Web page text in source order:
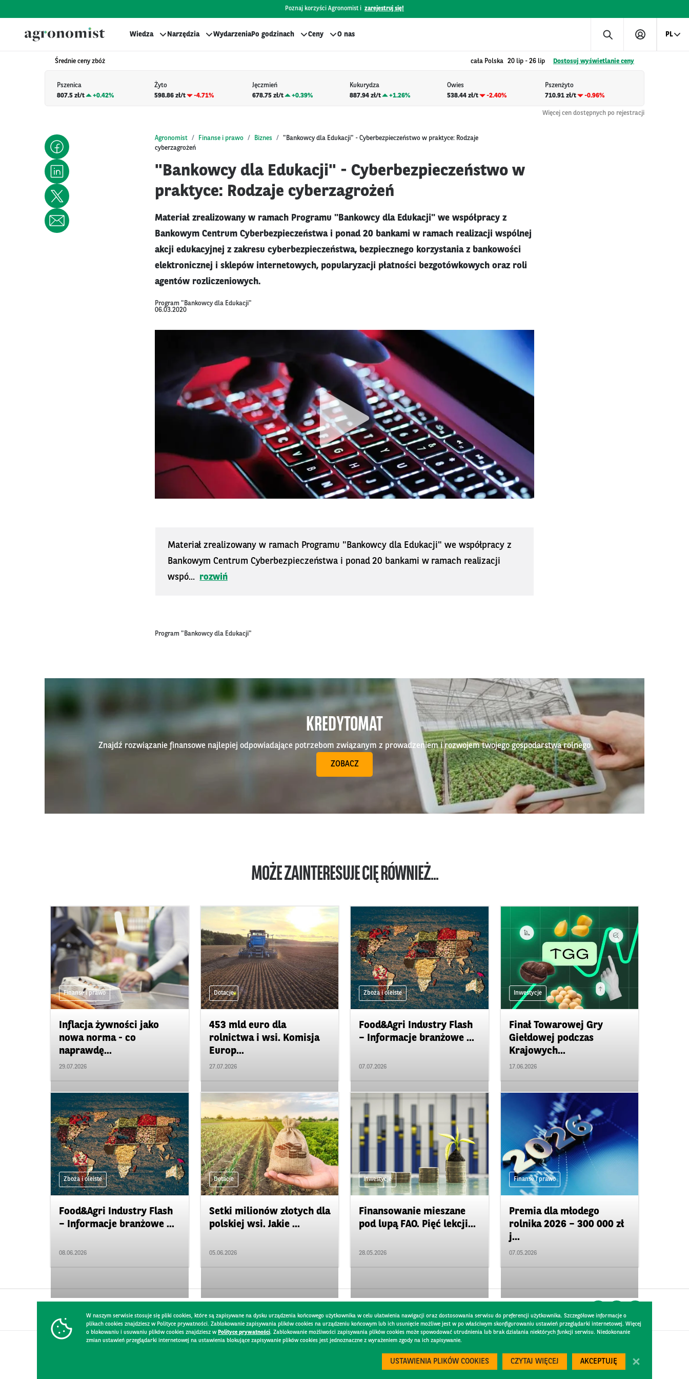
Poznaj korzyści Agronomist i zarejestruj się!
Wiedza Narzędzia WydarzeniaPo godzinach Ceny O nas PL
Średnie ceny zbóż cała Polska 20 lip - 26 lip Dostosuj wyświetlanie ceny
Pszenica
807.5 zł/t
+0.42%
Żyto
598.86 zł/t
-4.71%
Jęczmień
678.75 zł/t
+0.39%
Kukurydza
887.94 zł/t
+1.26%
Owies
538.44 zł/t
-2.40%
Pszenżyto
710.91 zł/t
-0.96%
Więcej cen dostępnych po rejestracji
Agronomist Finanse i prawo Biznes
"Bankowcy dla Edukacji" - Cyberbezpieczeństwo w praktyce: Rodzaje
cyberzagrożeń
"Bankowcy dla Edukacji" - Cyberbezpieczeństwo w
praktyce: Rodzaje cyberzagrożeń
Materiał zrealizowany w ramach Programu "Bankowcy dla Edukacji" we współpracy z
Bankowym Centrum Cyberbezpieczeństwa i ponad 20 bankami w ramach realizacji wspólnej
akcji edukacyjnej z zakresu cyberbezpieczeństwa, bezpiecznego korzystania z bankowości
elektronicznej i sklepów internetowych, popularyzacji płatności bezgotówkowych oraz roli
agentów rozliczeniowych.
Program "Bankowcy dla Edukacji"
06.03.2020
Materiał zrealizowany w ramach Programu "Bankowcy dla Edukacji" we współpracy z
Bankowym Centrum Cyberbezpieczeństwa i ponad 20 bankami w ramach realizacji
wspó... rozwiń
Program "Bankowcy dla Edukacji"
KREDYTOMAT
Znajdź rozwiązanie finansowe najlepiej odpowiadające potrzebom związanym z prowadzeniem i rozwojem twojego gospodarstwa rolnego
ZOBACZ
MOŻE ZAINTERESUJE CIĘ RÓWNIEŻ...
Finanse i prawo
Inflacja żywności jako
nowa norma - co
naprawdę...
29.07.2026
Dotacje
453 mld euro dla
rolnictwa i wsi. Komisja
Europ...
27.07.2026
Zboża i oleiste
Food&Agri Industry Flash
– Informacje branżowe ...
07.07.2026
Inwestycje
Finał Towarowej Gry
Giełdowej podczas
Krajowych...
17.06.2026
Zboża i oleiste
Food&Agri Industry Flash
– Informacje branżowe ...
08.06.2026
Dotacje
Setki milionów złotych dla
polskiej wsi. Jakie ...
05.06.2026
Inwestycje
Finansowanie mieszane
pod lupą FAO. Pięć lekcji...
28.05.2026
Finanse i prawo
Premia dla młodego
rolnika 2026 – 300 000 zł
j...
07.05.2026
W naszym serwisie stosuje się pliki cookies, które są zapisywane na dysku urządzenia końcowego użytkownika w celu ułatwienia nawigacji oraz dostosowania serwisu do preferencji użytkownika. Szczegółowe informacje o
plikach cookies znajdziesz w Polityce prywatności. Zablokowanie zapisywania plików cookies na urządzeniu końcowym lub ich usunięcie możliwe jest w po właściwym skonfigurowaniu ustawień przeglądarki internetowej. Więcej
o blokowaniu i usuwaniu plików cookies znajdziesz w Polityce prywatności. Zablokowanie możliwości zapisywania plików cookies może spowodować utrudnienia lub brak działania niektórych funkcji serwisu. Niedokonanie
zmian ustawień przeglądarki internetowej na ustawienia blokujące zapisywanie plików cookies jest jednoznaczne z wyrażeniem zgody na ich zapisywanie.
USTAWIENIA PLIKÓW COOKIES CZYTAJ WIĘCEJ AKCEPTUJĘ
Created by 300.codes